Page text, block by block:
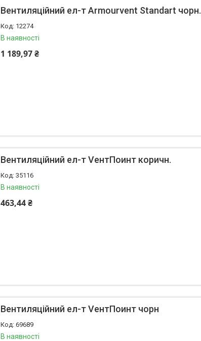
Вентиляційний ел-т Armourvent Standart чорн.
12274
В наявності
1 189,97 ₴
Вентиляційний ел-т VентПоинт коричн.
35116
В наявності
463,44 ₴
Вентиляційний ел-т VентПоинт чорн
69689
В наявності